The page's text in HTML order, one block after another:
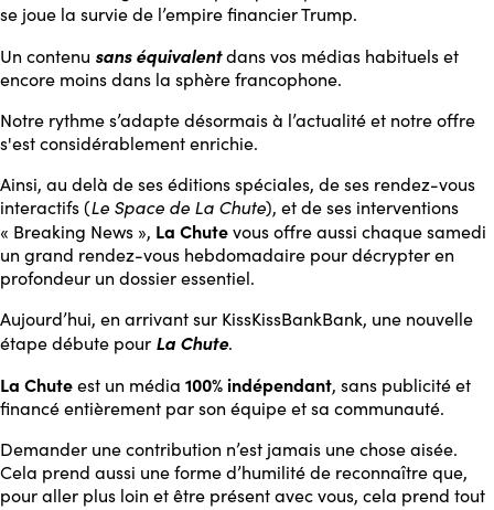
se joue la survie de l’empire financier Trump.
Un contenu sans équivalentdans vos médias habituels et
encore moins dans la sphère francophone.
Notre rythme s’adapte désormais à l’actualité et notre offre
s'est considérablement enrichie.
Ainsi, au delà de ses éditions spéciales, de ses rendez-vous
interactifs (Le Space de La Chute), et de ses interventions
« Breaking News », La Chutevous offre aussi chaque samedi
un grand rendez-vous hebdomadaire pour décrypter en
profondeur un dossier essentiel.
Aujourd’hui, en arrivant sur KissKissBankBank, une nouvelle
étape débute pour La Chute.
La Chuteest un média 100% indépendant, sans publicité et
financé entièrement par son équipe et sa communauté.
Demander une contribution n’est jamais une chose aisée.
Cela prend aussi une forme d’humilité de reconnaître que,
pour aller plus loin et être présent avec vous, cela prend tout